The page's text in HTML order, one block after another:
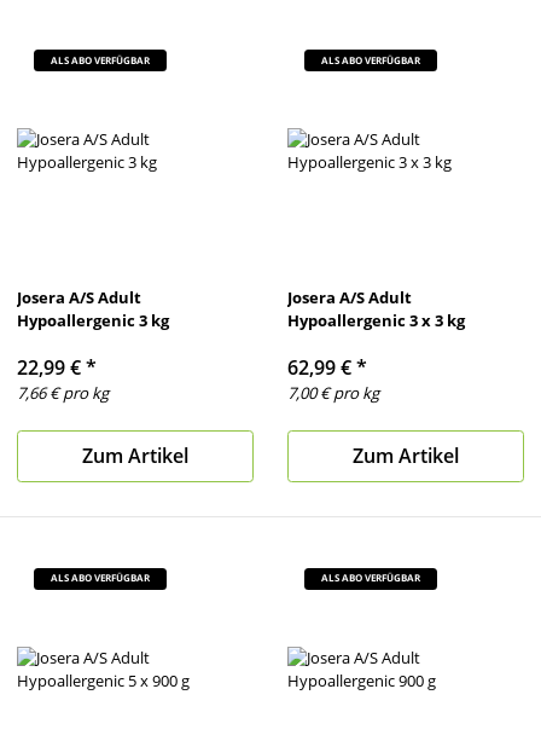
ALS ABO VERFÜGBAR
Josera A/S Adult
Hypoallergenic 3 kg
22,99 €*
7,66 € pro kg
Zum Artikel
ALS ABO VERFÜGBAR
Josera A/S Adult
Hypoallergenic 3 x 3 kg
62,99 €*
7,00 € pro kg
Zum Artikel
ALS ABO VERFÜGBAR ALS ABO VERFÜGBAR